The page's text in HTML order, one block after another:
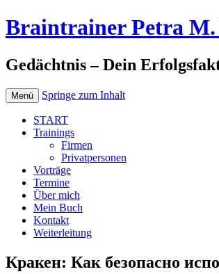
Braintrainer Petra
Gedächtnis – Dein
Menü Springe zum Inhalt
START
Trainings
Firmen
Privatpersonen
Vorträge
Termine
Über mich
Mein Buch
Kontakt
Weiterleitung
Кракен: Как безопасно